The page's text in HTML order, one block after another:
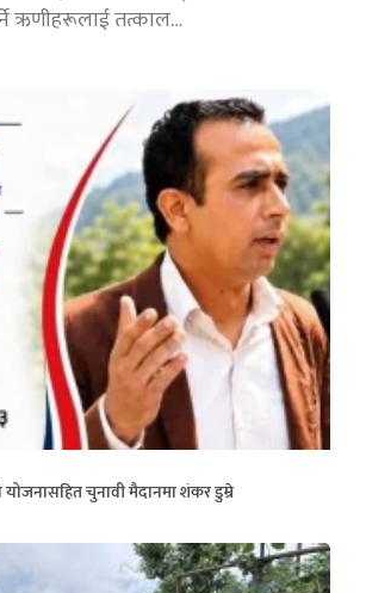
ऋणीहरूलाई तत्काल…
चुनावी मैदानमा शंकर डुम्रे